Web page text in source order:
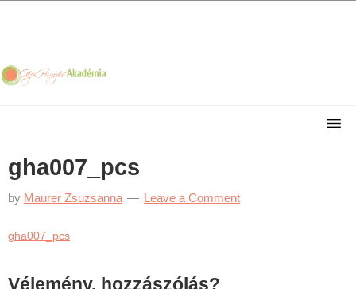
navigation
content
sidebar
gha007_pcs
by Maurer Zsuzsanna Leave a Comment
gha007_pcs
Vélemény, hozzászólás?